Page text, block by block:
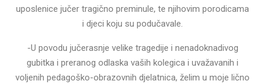
uposlenice jučer tragično preminule, te njihovim porodicama
i djeci koju su podučavale.
-U povodu jučerasnje velike tragedije i nenadoknadivog
gubitka i preranog odlaska vaših kolegica i uvažavanih i
voljenih pedagoško-obrazovnih djelatnica, želim u moje lično